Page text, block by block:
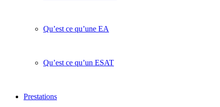
Qu’est ce qu’une EA
Qu’est ce qu’un ESAT
Prestations